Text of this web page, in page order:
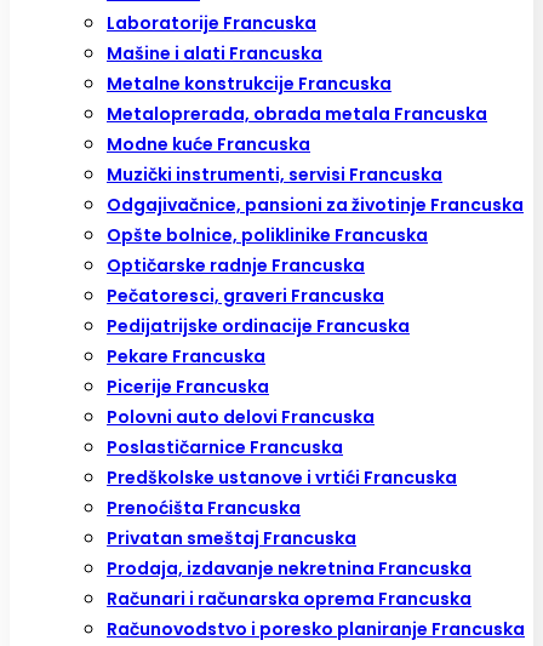
Laboratorije Francuska
Mašine i alati Francuska
Metalne konstrukcije Francuska
Metaloprerada, obrada metala Francuska
Modne kuće Francuska
Muzički instrumenti, servisi Francuska
Odgajivačnice, pansioni za životinje Francuska
Opšte bolnice, poliklinike Francuska
Optičarske radnje Francuska
Pečatoresci, graveri Francuska
Pedijatrijske ordinacije Francuska
Pekare Francuska
Picerije Francuska
Polovni auto delovi Francuska
Poslastičarnice Francuska
Predškolske ustanove i vrtići Francuska
Prenoćišta Francuska
Privatan smeštaj Francuska
Prodaja, izdavanje nekretnina Francuska
Računari i računarska oprema Francuska
Računovodstvo i poresko planiranje Francuska